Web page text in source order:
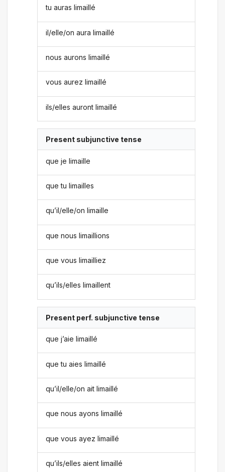
tu auras limaillé
il/elle/on aura limaillé
nous aurons limaillé
vous aurez limaillé
ils/elles auront limaillé
Present subjunctive tense
que je limaille
que tu limailles
qu’il/elle/on limaille
que nous limaillions
que vous limailliez
qu’ils/elles limaillent
Present perf. subjunctive tense
que j’aie limaillé
que tu aies limaillé
qu’il/elle/on ait limaillé
que nous ayons limaillé
que vous ayez limaillé
qu’ils/elles aient limaillé